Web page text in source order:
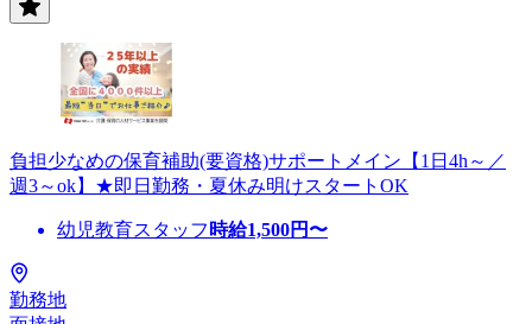
負担少なめの保育補助(要資格)サポートメイン【1日4h～／
週3～ok】★即日勤務・夏休み明けスタートOK
幼児教育スタッフ 時給1,500円〜
勤務地